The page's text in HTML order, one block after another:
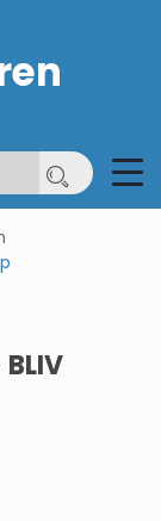
BLIV